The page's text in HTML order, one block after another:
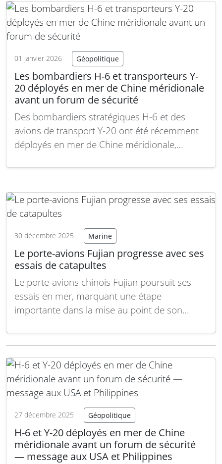
Fujian, premier porte-avions chinois équipé de
catapultes électromagnétiques de type EMALS,
est actuellement soumis…
01 janvier 2026 Géopolitique
Les bombardiers H-6 et transporteurs Y-
20 déployés en mer de Chine méridionale
avant un forum de sécurité
Des bombardiers stratégiques H-6 et des
avions de transport Y-20 ont été récemment
déployés en mer de Chine méridionale,
activités militaires chinoises dans cette zone
régional. Cette manœuvre intervient dans un
contexte géopolitique tendu, alors que Pékin
Lire la suite
30 décembre 2025 Marine
Le porte-avions Fujian progresse avec ses
essais de catapultes
Le porte-avions chinois Fujian poursuit ses
essais en mer, marquant une étape
importante dans la mise au point de son
Cet avancement rapproche la marine chinoise
un porte-avions de nouvelle génération
capable de projeter sa puissance aérienne à
long terme. Le…Lire la suite
27 décembre 2025 Géopolitique
H-6 et Y-20 déployés en mer de Chine
méridionale avant un forum de sécurité
— message aux USA et Philippines